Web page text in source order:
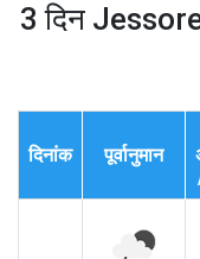
3 दिन
दिनांक पूर्वानुमान